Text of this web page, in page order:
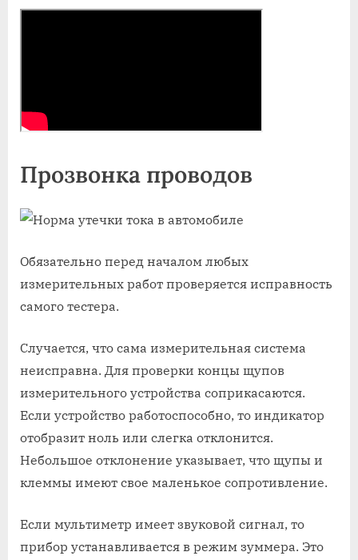
Прозвонка проводов
Обязательно перед началом любых
измерительных работ проверяется исправность
самого тестера.
Случается, что сама измерительная система
неисправна. Для проверки концы щупов
измерительного устройства соприкасаются.
Если устройство работоспособно, то индикатор
отобразит ноль или слегка отклонится.
Небольшое отклонение указывает, что щупы и
клеммы имеют свое маленькое сопротивление.
Если мультиметр имеет звуковой сигнал, то
прибор устанавливается в режим зуммера. Это